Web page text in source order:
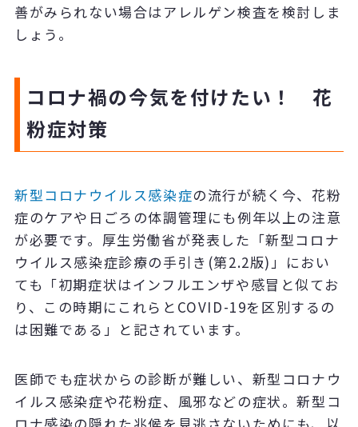
善がみられない場合はアレルゲン検査を検討しま
しょう。
コロナ禍の今気を付けたい！ 花
粉症対策
新型コロナウイルス感染症の流行が続く今、花粉
症のケアや日ごろの体調管理にも例年以上の注意
が必要です。厚生労働省が発表した「新型コロナ
ウイルス感染症診療の手引き(第2.2版)」におい
ても「初期症状はインフルエンザや感冒と似てお
り、この時期にこれらとCOVID-19を区別するの
は困難である」と記されています。
医師でも症状からの診断が難しい、新型コロナウ
イルス感染症や花粉症、風邪などの症状。新型コ